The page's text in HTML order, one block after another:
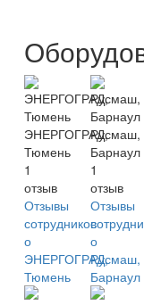
ЭНЕРГОГРАД,
Тюмень
1
отзыв
Отзывы
сотрудников
о
ЭНЕРГОГРАД,
Тюмень
Русмаш,
Барнаул
1
отзыв
Отзывы
о
Русмаш,
Барнаул